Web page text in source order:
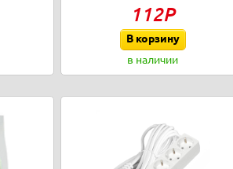
112Р
В корзину
в наличии